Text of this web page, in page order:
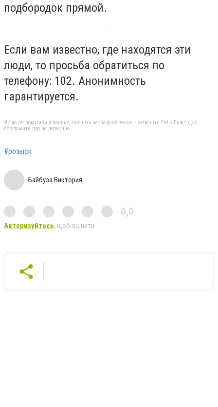
подбородок прямой.
Если вам известно, где находятся эти
люди, то просьба обратиться по
телефону: 102. Анонимность
гарантируется.
Якщо ви помітили помилку, виділіть необхідний текст і натисніть Ctrl + Enter, щоб
повідомити про це редакцію
#розыск
Байбуза Виктория
0,0
Авторизуйтесь, щоб оцінити